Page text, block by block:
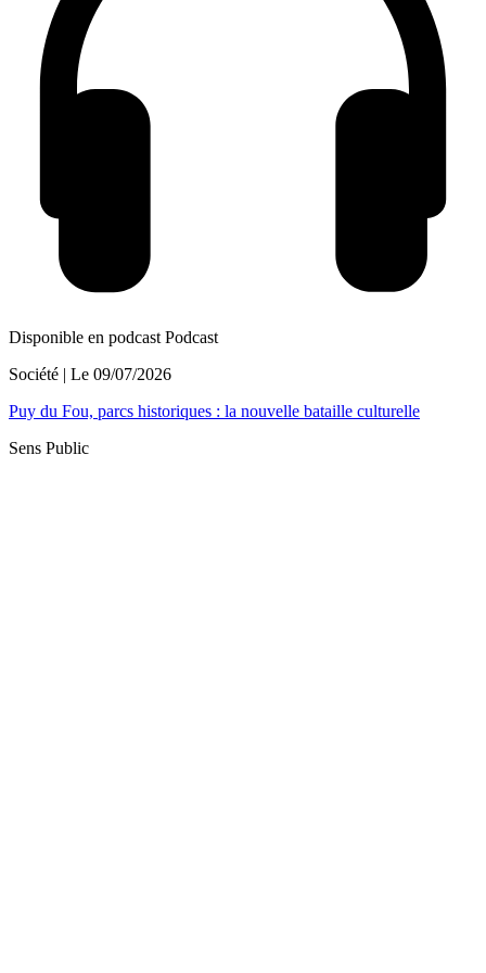
Disponible en podcast Podcast
Société | Le 09/07/2026
Puy du Fou, parcs historiques : la nouvelle bataille culturelle
Sens Public